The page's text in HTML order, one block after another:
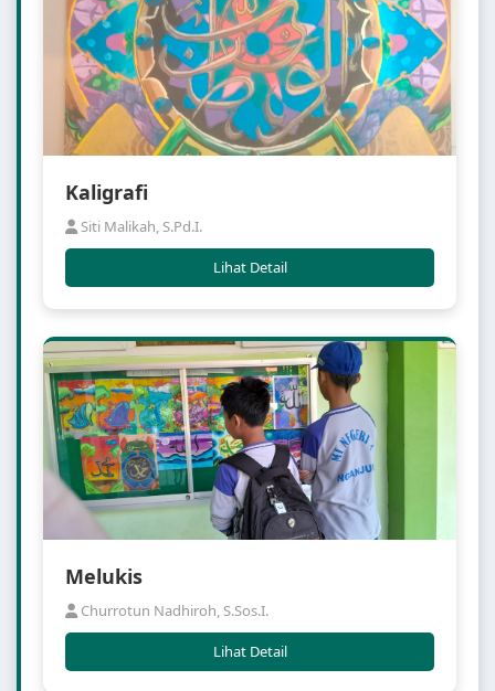
Kaligrafi
Siti Malikah, S.Pd.I.
Lihat Detail
Melukis
Churrotun Nadhiroh, S.Sos.I.
Lihat Detail